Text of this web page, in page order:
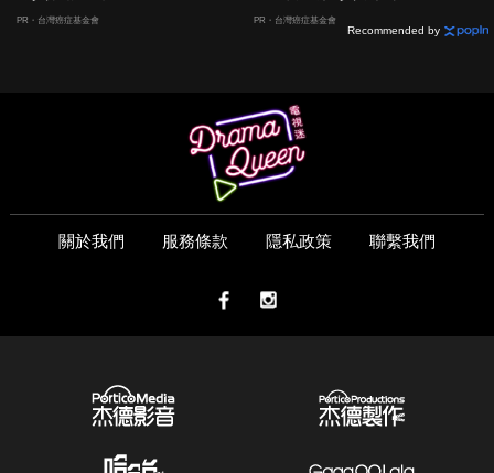
PR・台灣癌症基金會
嫌晚！
PR・台灣癌症基金會
Recommended by
關於我們 服務條款 隱私政策 聯繫我們